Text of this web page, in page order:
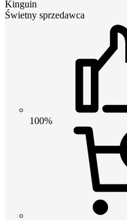
Kinguin
Świetny sprzedawca
100%